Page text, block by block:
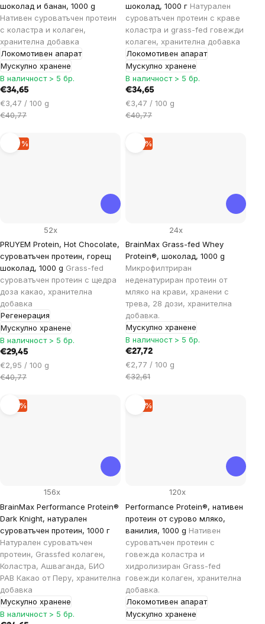
шоколад и банан, 1000 g
Нативен суроватъчен протеин
с коластра и колаген,
хранителна добавка
Локомотивен апарат
Мускулно хранене
В наличност > 5 бр.
€34,65
Цена
за
€3,47 / 100 g
€40,77
шоколад, 1000 г Натурален
суроватъчен протеин с краве
коластра и grass-fed говежди
колаген, хранителна добавка
Локомотивен апарат
Мускулно хранене
В наличност > 5 бр.
€34,65
Цена
за
€3,47 / 100 g
€40,77
–27 %
PRUYEM Protein, Hot Chocolate,
суроватъчен протеин, горещ
шоколад, 1000 g Grass-fed
суроватъчен протеин с щедра
доза какао, хранителна
добавка
Регенерация
Мускулно хранене
52x
В наличност > 5 бр.
€29,45
Цена
за
€2,95 / 100 g
€40,77
–15 %
BrainMax Grass-fed Whey
Protein®, шоколад, 1000 g
Микрофилтриран
неденатуриран протеин от
мляко на крави, хранени с
трева, 28 дози, хранителна
добавка.
Мускулно хранене
24x
В наличност > 5 бр.
€27,72
Цена
за
€2,77 / 100 g
€32,61
–15 %
BrainMax Performance Protein®
Dark Knight, натурален
суроватъчен протеин, 1000 г
Натурален суроватъчен
протеин, Grassfed колаген,
Коластра, Ашваганда, БИО
РАВ Какао от Перу, хранителна
добавка
Мускулно хранене
156x
В наличност > 5 бр.
–15 %
Performance Protein®, нативен
протеин от сурово мляко,
ванилия, 1000 g Нативен
суроватъчен протеин с
говежда коластра и
хидролизиран Grass-fed
говежди колаген, хранителна
добавка.
Локомотивен апарат
Мускулно хранене
120x